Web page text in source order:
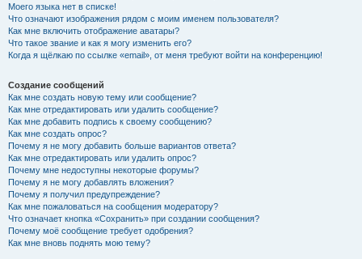
Моего языка нет в списке!
Что означают изображения рядом с моим именем пользователя?
Как мне включить отображение аватары?
Что такое звание и как я могу изменить его?
Когда я щёлкаю по ссылке «email», от меня требуют войти на конференцию!
Создание сообщений
Как мне создать новую тему или сообщение?
Как мне отредактировать или удалить сообщение?
Как мне добавить подпись к своему сообщению?
Как мне создать опрос?
Почему я не могу добавить больше вариантов ответа?
Как мне отредактировать или удалить опрос?
Почему мне недоступны некоторые форумы?
Почему я не могу добавлять вложения?
Почему я получил предупреждение?
Как мне пожаловаться на сообщения модератору?
Что означает кнопка «Сохранить» при создании сообщения?
Почему моё сообщение требует одобрения?
Как мне вновь поднять мою тему?